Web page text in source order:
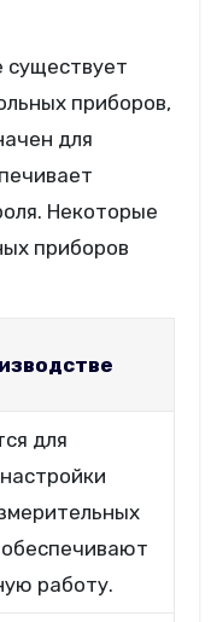
существует
приборов,
для
Некоторые
приборов
для
работу.